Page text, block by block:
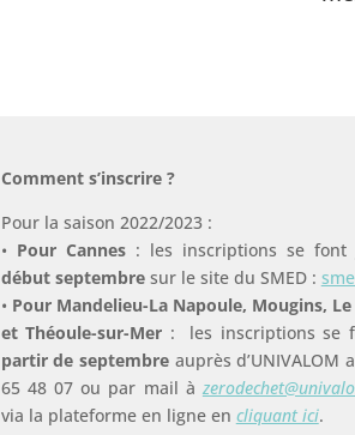
Comment s’inscrire ?
Pour la saison 2022/2023 :
• Pour Cannes: les inscriptions se font
début septembresur le site du SMED :
• Pour Mandelieu-La Napoule, Mougins,
et Théoule-sur-Mer : les inscriptions se
partir de septembreauprès d’UNIVALOM
65 48 07 ou par mail à
via la plateforme en ligne en cliquant ici.